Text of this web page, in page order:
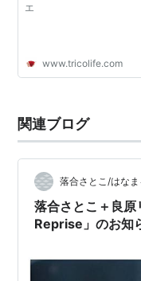
エ
www.tricolife.com
関連ブログ
落合さとこ/はなま
落合さとこ＋良
Reprise」のお知